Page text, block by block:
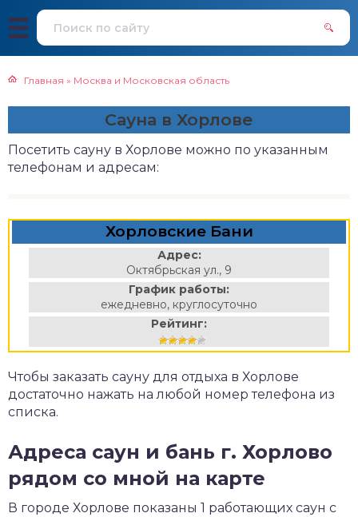
Главная » Москва и Московская область
Сауна в Хорлове
Посетить сауну в Хорлове можно по указанным
телефонам и адресам:
Хорловские Бани
Адрес:
Октябрьская ул., 9
График работы:
ежедневно, круглосуточно
Рейтинг:
Чтобы заказать сауну для отдыха в Хорлове
достаточно нажать на любой номер телефона из
списка.
Адреса саун и бань г. Хорлово
рядом со мной на карте
В городе Хорлове показаны 1 работающих саун с